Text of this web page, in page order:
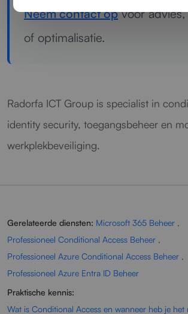
Neem contact opvoor advies,
of optimalisatie.
Radorfa ICT Group is specialist in
identity security, toegangsbeheer en
werkplekbeveiliging.
Gerelateerde diensten: Microsoft 365 Beheer ,
Professioneel Conditional Access Beheer ,
Professioneel Azure Conditional Access Beheer ,
Professioneel Azure Entra ID Beheer
Praktische kennis:
Wat is Conditional Access en wanneer heb je het